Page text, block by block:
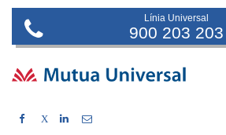
Línia Universal
900 203 203
X